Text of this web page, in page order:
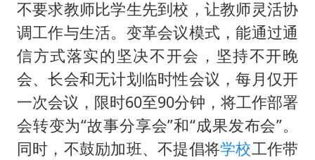
乐享全民健身 共筑健康中国
不要求教师比学生先到校，让教师灵活协
调工作与生活。变革会议模式，能通过通
信方式落实的坚决不开会，坚持不开晚
会、长会和无计划临时性会议，每月仅开
一次会议，限时60至90分钟，将工作部署
会转变为“故事分享会”和“成果发布会”。
同时，不鼓励加班、不提倡将学校工作带